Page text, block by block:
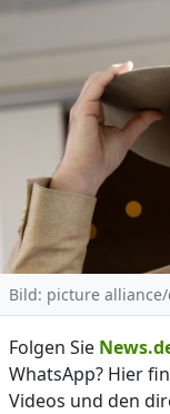
Bild: picture
Folgen Sie
WhatsApp? Hier
Videos und den